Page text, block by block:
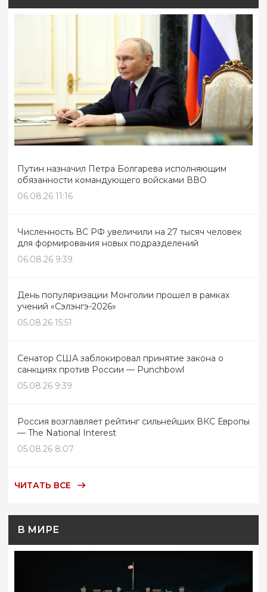
Путин назначил Петра Болгарева исполняющим
обязанности командующего войсками ВВО
06.08.26 11:16
Численность ВС РФ увеличили на 27 тысяч человек
для формирования новых подразделений
06.08.26 9:39
День популяризации Монголии прошел в рамках
учений «Сэлэнгэ-2026»
05.08.26 15:51
Сенатор США заблокировал принятие закона о
санкциях против России — Punchbowl
05.08.26 9:39
Россия возглавляет рейтинг сильнейших ВКС Европы
— The National Interest
05.08.26 8:07
ЧИТАТЬ ВСЕ
В МИРЕ